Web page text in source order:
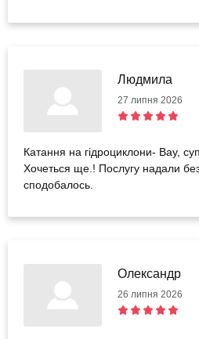
Людмила
27 липня 2026
Катання на гідроциклони- Вау,
Хочеться ще.! Послугу надали
сподобалось.
Олександр
26 липня 2026